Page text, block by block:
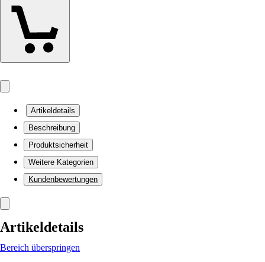
Artikeldetails
Beschreibung
Produktsicherheit
Weitere Kategorien
Kundenbewertungen
Artikeldetails
Bereich überspringen